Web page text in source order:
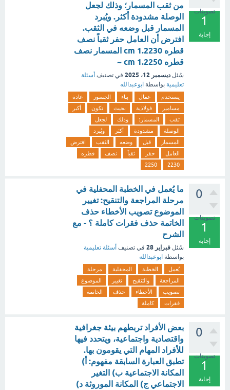
تصويتات
1
إجابة
من ثقب المسمار؛ وذلك لجعل
الوصلة مشدودة أكثر. ويُبرد
المسمار قبل وضعه في الثقب.
افترض أن العامل حفر ثقباً نصف
قطره cm 1.2230 المسمار نصف
قطره cm 1.2250 ~
سُئل ديسمبر 12، 2025 في تصنيف أسئلة
تعليمية بواسطة ابوعبدالله
يستخدم عمال بناء الجسور
عادة
مسامير
فولاذية بحيث تكون
أكبر
ثقب
المسمار؛ وذلك
لجعل
الوصلة
مشدودة أكثر
ويُبرد
المسمار
قبل وضعه الثقب
افترض
العامل
حفر ثقباً نصف
قطره
2230
2250
0
تصويتات
1
إجابة
ما يُعمل في الخطبة المحفلية في
مرحلة المراجعة والتنقيح: تغيير
الموضوع تصويب الأخطاء حذف
الخاتمة حذف فقرات كاملة ؟ - مع
الشرح
سُئل فبراير 28 في تصنيف أسئلة تعليمية
بواسطة ابوعبدالله
يُعمل الخطبة المحفلية
مرحلة
المراجعة
والتنقيح تغيير
الموضوع
تصويب
الأخطاء حذف
الخاتمة
فقرات
كاملة
0
تصويتات
1
إجابة
بعض الأفراد تربطهم بيئة جغرافية
واقتصادية واجتماعية، ويتحدد فيها
للأفراد المهام التي يقومون بها.
تطبق العبارة السابقة مفهوم: أ)
المكانة الاجتماعية ب) التغير
الاجتماعي ج) المكانة الموروثة د)